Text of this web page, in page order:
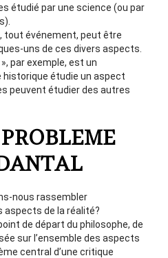
étudié par une science (ou par
tout événement, peut être
uns de ces divers aspects.
par exemple, est un
étudie un aspect
peuvent étudier des autres
nous rassembler
de la réalité?
de départ du philosophe, de
sur l’ensemble des aspects
central d’une critique